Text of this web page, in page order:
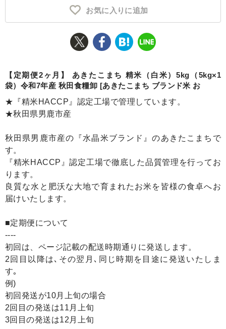
お気に入りに追加
【定期便2ヶ月】 あきたこまち 精米（白米）5kg（5kg×1
袋）令和7年産 秋田食糧卸 [あきたこまち ブランド米 お
★『精米HACCP』認定工場で管理しています。
★秋田県男鹿市産
秋田県男鹿市産の『水晶米ブランド』のあきたこまちで
す。
『精米HACCP』認定工場で徹底した品質管理を行ってお
ります。
良質な水と肥沃な大地で育まれたお米を皆様の食卓へお
届けいたします。
■定期便について
----
初回は、ページ記載の配送時期通りに発送します。
2回目以降は､その翌月､同じ時期を目途に発送いたしま
す｡
例)
初回発送が10月上旬の場合
2回目の発送は11月上旬
3回目の発送は12月上旬